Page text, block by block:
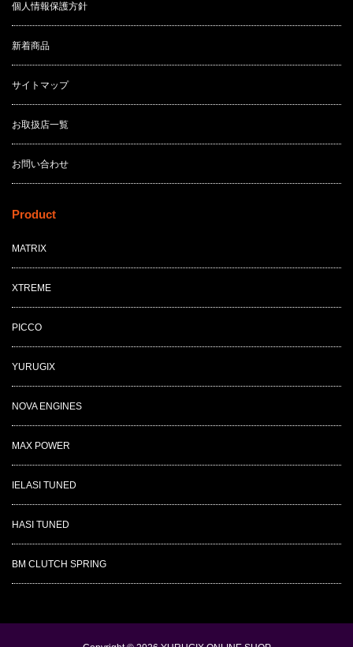
個人情報保護方針
新着商品
サイトマップ
お取扱店一覧
お問い合わせ
Product
MATRIX
XTREME
PICCO
YURUGIX
NOVA ENGINES
MAX POWER
IELASI TUNED
HASI TUNED
BM CLUTCH SPRING